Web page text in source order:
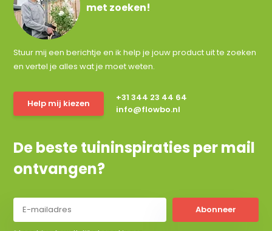
met zoeken!
Stuur mij een berichtje en ik help je jouw product uit te zoeken
en vertel je alles wat je moet weten.
Help mij kiezen
+31 344 23 44 64
info@flowbo.nl
De beste tuininspiraties per mail
ontvangen?
Abonneer